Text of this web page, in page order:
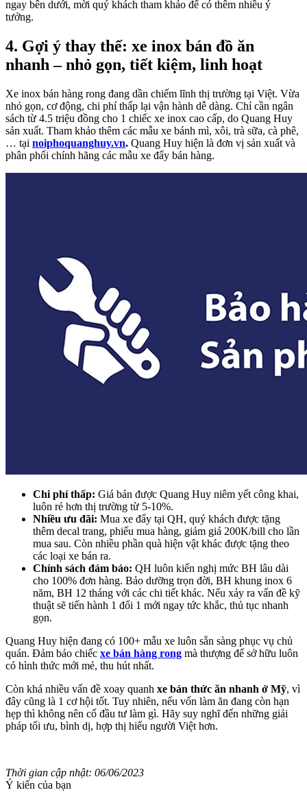
ngay bên dưới, mời quý khách tham khảo để có thêm nhiều ý
tưởng.
4. Gợi ý thay thế: xe inox bán đồ ăn
nhanh – nhỏ gọn, tiết kiệm, linh hoạt
Xe inox bán hàng rong đang dần chiếm lĩnh thị trường tại Việt. Vừa
nhỏ gọn, cơ động, chi phí thấp lại vận hành dễ dàng. Chỉ cần ngân
sách từ 4.5 triệu đồng cho 1 chiếc xe inox cao cấp, do Quang Huy
sản xuất. Tham khảo thêm các mẫu xe bánh mì, xôi, trà sữa, cà phê,
… tại noiphoquanghuy.vn. Quang Huy hiện là đơn vị sản xuất và
phân phối chính hãng các mẫu xe đẩy bán hàng.
Chi phí thấp: Giá bán được Quang Huy niêm yết công khai,
luôn rẻ hơn thị trường từ 5-10%.
Nhiều ưu đãi: Mua xe đẩy tại QH, quý khách được tặng
thêm decal trang, phiếu mua hàng, giảm giá 200K/bill cho lần
mua sau. Còn nhiều phần quà hiện vật khác được tặng theo
các loại xe bán ra.
Chính sách đảm bảo: QH luôn kiến nghị mức BH lâu dài
cho 100% đơn hàng. Bảo dưỡng trọn đời, BH khung inox 6
năm, BH 12 tháng với các chi tiết khác. Nếu xảy ra vấn đề kỹ
thuật sẽ tiến hành 1 đổi 1 mới ngay tức khắc, thủ tục nhanh
gọn.
Quang Huy hiện đang có 100+ mẫu xe luôn sẵn sàng phục vụ chủ
quán. Đảm bảo chiếc xe bán hàng rong mà thượng đế sở hữu luôn
có hình thức mới mẻ, thu hút nhất.
Còn khá nhiều vấn đề xoay quanh xe bán thức ăn nhanh ở Mỹ, vì
đây cũng là 1 cơ hội tốt. Tuy nhiên, nếu vốn làm ăn đang còn hạn
hẹp thì không nên cố đầu tư làm gì. Hãy suy nghĩ đến những giải
pháp tối ưu, bình dị, hợp thị hiếu người Việt hơn.
Thời gian cập nhật: 06/06/2023
Ý kiến của bạn